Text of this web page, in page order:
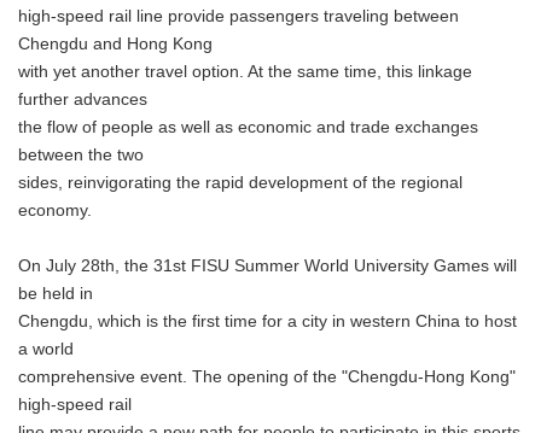
high-speed rail line provide passengers traveling between
Chengdu and Hong Kong
with yet another travel option. At the same time, this linkage
further advances
the flow of people as well as economic and trade exchanges
between the two
sides, reinvigorating the rapid development of the regional
economy.
On July 28th, the 31st FISU Summer World University Games will
be held in
Chengdu, which is the first time for a city in western China to host
a world
comprehensive event. The opening of the "Chengdu-Hong Kong"
high-speed rail